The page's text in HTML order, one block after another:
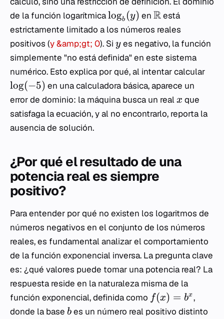
de la función logarítmicalogb (y) enRestá
estrictamente limitado a los números reales
positivos (y &amp;gt; 0). Si yes negativo, la función
simplemente "no está definida" en este sistema
numérico. Esto explica por qué, al intentar calcular
log(−5) en una calculadora básica, aparece un
error de dominio: la máquina busca un real x que
satisfaga la ecuación, y al no encontrarlo, reporta la
ausencia de solución.
¿Por qué el resultado de una
potencia real es siempre
positivo?
Para entender por qué no existen los logaritmos de
números negativos en el conjunto de los números
reales, es fundamental analizar el comportamiento
de la función exponencial inversa. La pregunta clave
es: ¿qué valores puede tomar una potencia real? La
respuesta reside en la naturaleza misma de la
función exponencial, definida como f (x) = bx,
donde la base b es un número real positivo distinto